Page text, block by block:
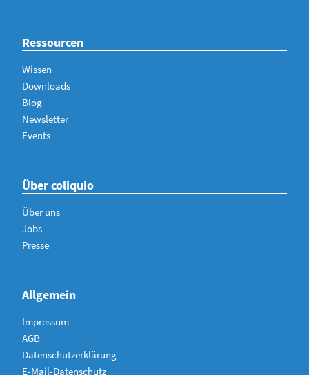
Ressourcen
Wissen
Downloads
Blog
Newsletter
Events
Über coliquio
Über uns
Jobs
Presse
Allgemein
Impressum
AGB
Datenschutzerklärung
E-Mail-Datenschutz